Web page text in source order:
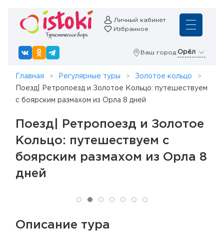
Личный кабинет
Избранное
Ваш город:Орёл
Главная Регулярные туры
Золотое кольцо
Поезд| Ретропоезд и Золотое Кольцо: путешествуем
с боярским размахом из Орла 8 дней
Поезд| Ретропоезд и Золотое
Кольцо: путешествуем с
боярским размахом из Орла 8
дней
Описание тура